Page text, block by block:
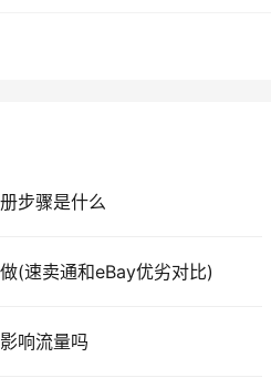
步骤是什么
(速卖通和eBay优劣对比)
响流量吗